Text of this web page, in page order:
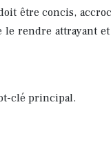
être concis,
rendre attrayant
clé principal.